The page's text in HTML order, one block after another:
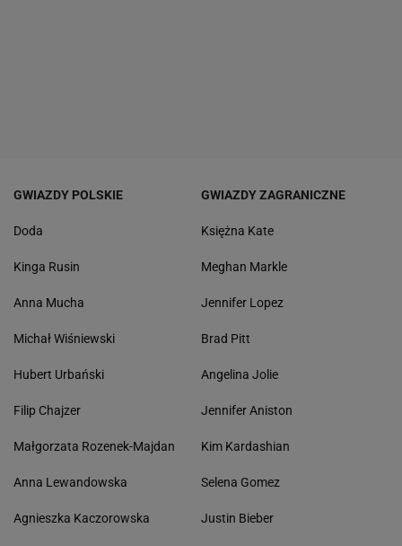
GWIAZDY POLSKIE
Doda
Kinga Rusin
Anna Mucha
Michał Wiśniewski
Hubert Urbański
Filip Chajzer
Małgorzata Rozenek-Majdan
Anna Lewandowska
Agnieszka Kaczorowska
GWIAZDY ZAGRANICZNE
Księżna Kate
Meghan Markle
Jennifer Lopez
Brad Pitt
Angelina Jolie
Jennifer Aniston
Kim Kardashian
Selena Gomez
Justin Bieber